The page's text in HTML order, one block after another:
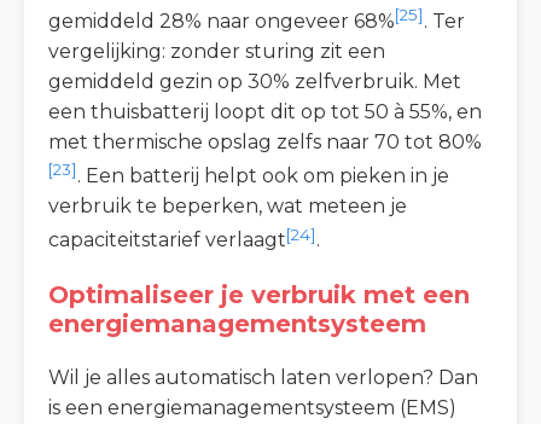
gemiddeld 28% naar ongeveer 68%[25]. Ter
vergelijking: zonder sturing zit een
gemiddeld gezin op 30% zelfverbruik. Met
een thuisbatterij loopt dit op tot 50 à 55%, en
met thermische opslag zelfs naar 70 tot 80%
[23]. Een batterij helpt ook om pieken in je
verbruik te beperken, wat meteen je
capaciteitstarief verlaagt[24].
Optimaliseer je verbruik met een
energiemanagementsysteem
Wil je alles automatisch laten verlopen? Dan
is een energiemanagementsysteem (EMS)